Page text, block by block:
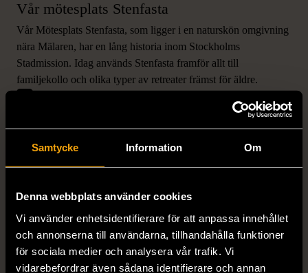
Samtycke Information Om
Denna webbplats använder cookies
Vi använder enhetsidentifierare för att anpassa innehållet
och annonserna till användarna, tillhandahålla funktioner
för sociala medier och analysera vår trafik. Vi
vidarebefordrar även sådana identifierare och annan
Vår mötesplats Stenfasta
Vår Mötesplats Stenfasta, som ligger i en naturskön omgivning
nära Mälaren, har en lång historia inom Stockholms
Stadmission. Idag används Stenfasta framför allt till
familjekollo och olika typer av retreater främst för äldre.
VILL DU STÖTTA VÅRT
När du stödjer Stockholms Stadsmission bidrar du
till såväl akut hjälp som långsiktigt stöd för